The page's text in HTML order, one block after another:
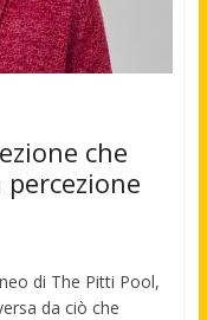
che
di The Pitti Pool,
da ciò che